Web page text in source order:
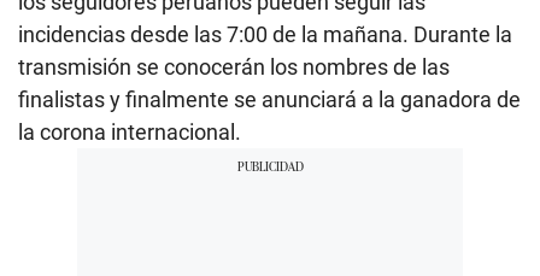
incidencias desde las 7:00 de la mañana. Durante la
transmisión se conocerán los nombres de las
finalistas y finalmente se anunciará a la ganadora de
la corona internacional.